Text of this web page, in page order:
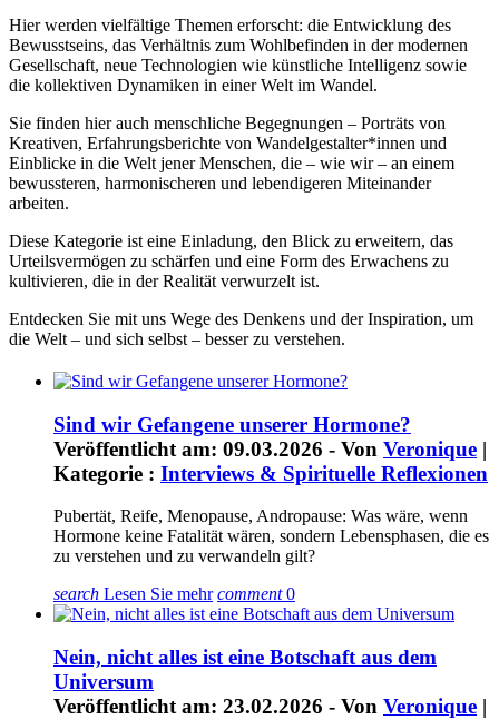
Hier werden vielfältige Themen erforscht: die Entwicklung des
Bewusstseins, das Verhältnis zum Wohlbefinden in der modernen
Gesellschaft, neue Technologien wie künstliche Intelligenz sowie
die kollektiven Dynamiken in einer Welt im Wandel.
Sie finden hier auch menschliche Begegnungen – Porträts von
Kreativen, Erfahrungsberichte von Wandelgestalter*innen und
Einblicke in die Welt jener Menschen, die – wie wir – an einem
bewussteren, harmonischeren und lebendigeren Miteinander
arbeiten.
Diese Kategorie ist eine Einladung, den Blick zu erweitern, das
Urteilsvermögen zu schärfen und eine Form des Erwachens zu
kultivieren, die in der Realität verwurzelt ist.
Entdecken Sie mit uns Wege des Denkens und der Inspiration, um
die Welt – und sich selbst – besser zu verstehen.
Sind wir Gefangene unserer Hormone?
Veröffentlicht am: 09.03.2026 - Von Veronique |
Kategorie : Interviews & Spirituelle Reflexionen
Pubertät, Reife, Menopause, Andropause: Was wäre, wenn
Hormone keine Fatalität wären, sondern Lebensphasen, die es
zu verstehen und zu verwandeln gilt?
search Lesen Sie mehr comment0
Nein, nicht alles ist eine Botschaft aus dem
Universum
Veröffentlicht am: 23.02.2026 - Von Veronique |